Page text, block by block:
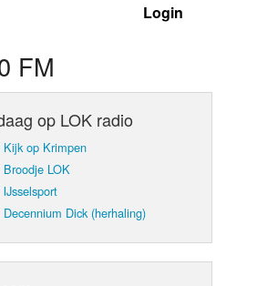
Login
FM
op LOK radio
Kijk op Krimpen
Broodje LOK
IJsselsport
Decennium Dick (herhaling)